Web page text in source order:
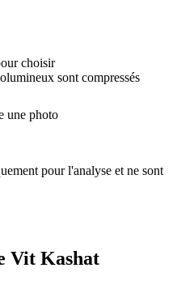
choisir
sont compressés
une photo
pour l'analyse et ne sont
Vit Kashat